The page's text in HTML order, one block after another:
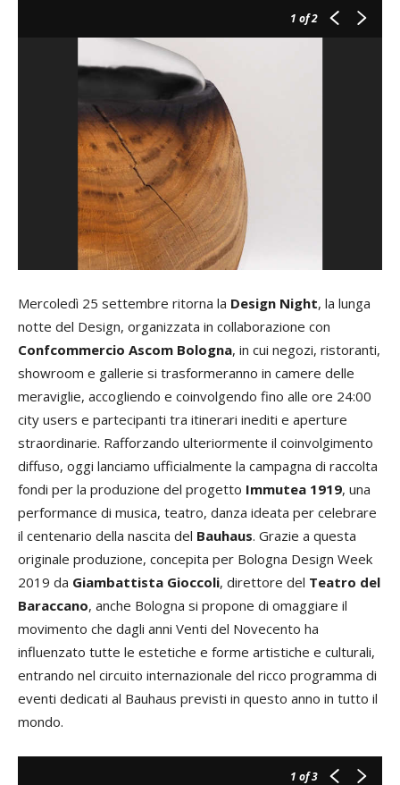
1 of 2
Mercoledì 25 settembre ritorna la Design Night, la lunga
notte del Design, organizzata in collaborazione con
Confcommercio Ascom Bologna, in cui negozi, ristoranti,
showroom e gallerie si trasformeranno in camere delle
meraviglie, accogliendo e coinvolgendo fino alle ore 24:00
city users e partecipanti tra itinerari inediti e aperture
straordinarie. Rafforzando ulteriormente il coinvolgimento
diffuso, oggi lanciamo ufficialmente la campagna di raccolta
fondi per la produzione del progetto Immutea 1919, una
performance di musica, teatro, danza ideata per celebrare
il centenario della nascita del Bauhaus. Grazie a questa
originale produzione, concepita per Bologna Design Week
2019 da Giambattista Gioccoli, direttore del Teatro del
Baraccano, anche Bologna si propone di omaggiare il
movimento che dagli anni Venti del Novecento ha
influenzato tutte le estetiche e forme artistiche e culturali,
entrando nel circuito internazionale del ricco programma di
eventi dedicati al Bauhaus previsti in questo anno in tutto il
mondo.
1 of 3